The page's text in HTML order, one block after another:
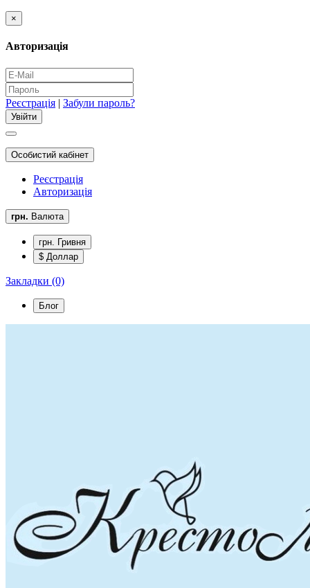
×
Авторизація
Реєстрація | Забули пароль?
Особистий кабінет
Реєстрація
Авторизація
грн. Валюта
грн. Гривня
$ Доллар
Закладки (0)
Блог